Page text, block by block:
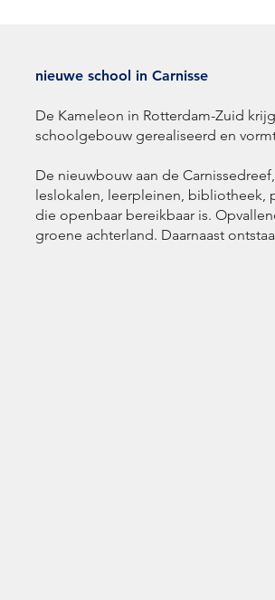
nieuwe school in Carnisse
De Kameleon in Rotterdam-Zuid
schoolgebouw gerealiseerd en
De nieuwbouw aan de
leslokalen, leerpleinen, bibliotheek,
die openbaar bereikbaar is.
groene achterland. Daarnaast